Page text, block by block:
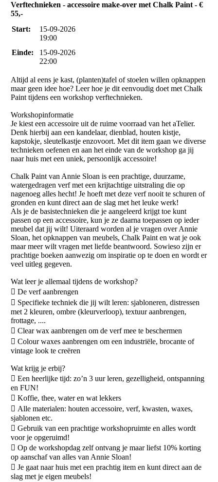
Verftechnieken - accessoire make-over met Chalk Paint - €
55,-
Start:
15-09-2026
19:00
Einde:
15-09-2026
22:00
Altijd al eens je kast, (planten)tafel of stoelen willen opknappen
maar geen idee hoe? Leer hoe je dit eenvoudig doet met Chalk
Paint tijdens een workshop verftechnieken.
Workshopinformatie
Je kiest een accessoire uit de ruime voorraad van het aTelier.
Denk hierbij aan een kandelaar, dienblad, houten kistje,
kapstokje, sleutelkastje enzovoort. Met dit item gaan we diverse
technieken oefenen en aan het einde van de workshop ga jij
naar huis met een uniek, persoonlijk accessoire!
Chalk Paint van Annie Sloan is een prachtige, duurzame,
watergedragen verf met een krijtachtige uitstraling die op
nagenoeg alles hecht! Je hoeft met deze verf nooit te schuren of
gronden en kunt direct aan de slag met het leuke werk!
Als je de basistechnieken die je aangeleerd krijgt toe kunt
passen op een accessoire, kun je ze daarna toepassen op ieder
meubel dat jij wilt! Uiteraard worden al je vragen over Annie
Sloan, het opknappen van meubels, Chalk Paint en wat je ook
maar meer wilt vragen met liefde beantwoord. Sowieso zijn er
prachtige boeken aanwezig om inspiratie op te doen en wordt er
veel uitleg gegeven.
Wat leer je allemaal tijdens de workshop?
 De verf aanbrengen
 Specifieke techniek die jij wilt leren: sjabloneren, distressen
met 2 kleuren, ombre (kleurverloop), textuur aanbrengen,
frottage, ....
 Clear wax aanbrengen om de verf mee te beschermen
 Colour waxes aanbrengen om een industriële, brocante of
vintage look te creëren
Wat krijg je erbij?
 Een heerlijke tijd: zo’n 3 uur leren, gezelligheid, ontspanning
en FUN!
 Koffie, thee, water en wat lekkers
 Alle materialen: houten accessoire, verf, kwasten, waxes,
sjablonen etc.
 Gebruik van een prachtige workshopruimte en alles wordt
voor je opgeruimd!
 Op de workshopdag zelf ontvang je maar liefst 10% korting
op aanschaf van alles van Annie Sloan!
 Je gaat naar huis met een prachtig item en kunt direct aan de
slag met je eigen meubels!